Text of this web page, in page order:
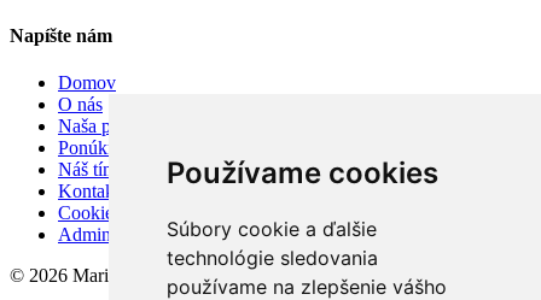
Používame cookies
Súbory cookie a ďalšie
technológie sledovania
používame na zlepšenie vášho
Napíšte nám
Domov
O nás
Naša ponuka
Ponúknite nám
Náš tím
Kontakt
Cookies
Admin
© 2026 Mariana Gálisová - MMJ